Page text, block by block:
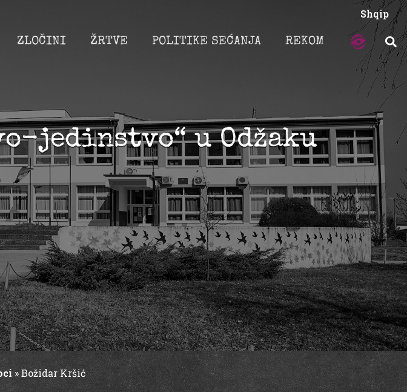
Shqip
ZLOČINI ŽRTVE POLITIKE SEĆANJA REKOM
jedinstvo“ u Odžaku
»Božidar Kršić